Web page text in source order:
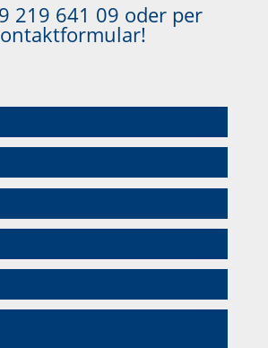
219 641 09 oder per